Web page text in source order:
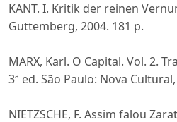
KANT. I. Kritik der reinen
Guttemberg, 2004. 181 p.
MARX, Karl. O Capital. Vol. 2.
3ª ed. São Paulo: Nova
NIETZSCHE, F. Assim falou